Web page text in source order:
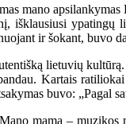
mano
išklausiusi
ir šokant, buvo
lietuvių
Kartais
buvo: „Pagal
mama –